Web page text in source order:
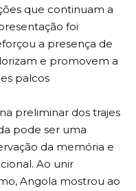
que continuam a
foi
a presença de
e promovem a
palcos
preliminar dos trajes
pode ser uma
da memória e
Ao unir
Angola mostrou ao